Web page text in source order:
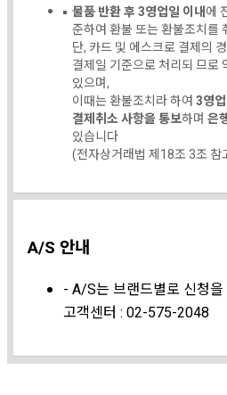
물품 반환 후 3영업일 이내에
준하여 환불 또는 환불조치를
단, 카드 및 에스크로 결제의
결제일 기준으로 처리되 므
있으며,
이때는 환불조치라 하여3영
결제취소 사항을 통보하며 은
있습니다
(전자상거래법 제18조 3조 참
A/S 안내
- A/S는 브랜드별로 신청
고객센터 : 02-575-2048